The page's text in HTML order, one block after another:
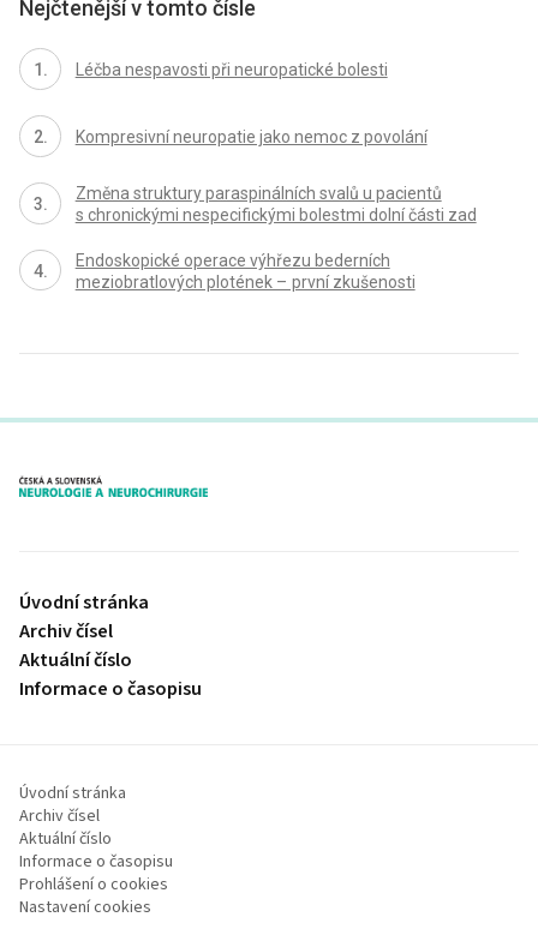
Nejčtenější v tomto čísle
Léčba nespavosti při neuropatické bolesti
Kompresivní neuropatie jako nemoc z povolání
Změna struktury paraspinálních svalů u pa­cientů
s chronickými nespecifickými bolestmi dolní části zad
Endoskopické operace výhřezu bederních
meziobratlových plotének – první zkušenosti
proLékaře.cz
Úvodní stránka
Archiv čísel
Aktuální číslo
Informace o časopisu
Úvodní stránka
Archiv čísel
Aktuální číslo
Informace o časopisu
Prohlášení o cookies
Nastavení cookies